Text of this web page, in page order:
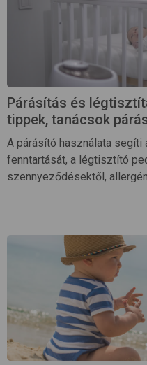
Párásítás és
tippek, tanácsok
A párásító használata segíti
fenntartását, a légtisztító
szennyeződésektől,